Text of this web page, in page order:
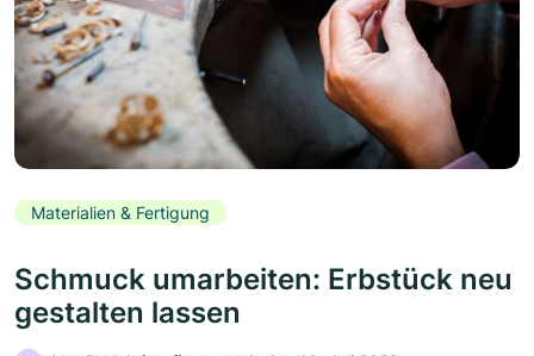
Materialien & Fertigung
Schmuck umarbeiten: Erbstück neu
gestalten lassen